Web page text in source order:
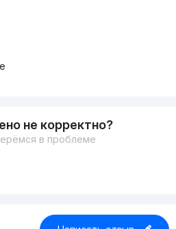
не корректно?
в проблеме